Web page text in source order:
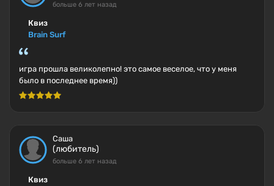
больше 6 лет назад
Квиз
Brain Surf
игра прошла великолепно! это самое веселое, что у меня
было в последнее время))
Саша
(любитель)
больше 6 лет назад
Квиз